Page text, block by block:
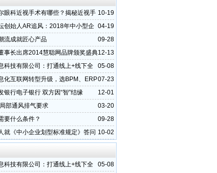
10-19
眼科近视手术有哪些？揭秘近视手
04-19
创始人AR追风：2018年中小型企
联网浪
09-28
流成就匠心产品
12-13
事长出席2014慧聪网品牌颁奖盛典
05-08
科技有限公司：打通线上+线下全
在
07-23
化互联网转型升级，选BPM、ERP
12-01
银行电子银行 双方因“智”结缘
03-20
部通风排气要求
09-28
要什么条件？
10-02
就《中小企业划型标准规定》答问
05-08
科技有限公司：打通线上+线下全